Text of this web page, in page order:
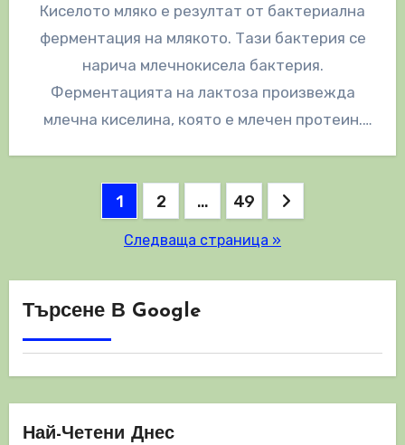
Киселото мляко е резултат от бактериална
ферментация на млякото. Тази бактерия се
нарича млечнокисела бактерия.
Ферментацията на лактоза произвежда
млечна киселина, която е млечен протеин.
Разделяне
публикациите
на
страници
1 2 … 49
Следваща страница »
Търсене В Google
Най-Четени Днес